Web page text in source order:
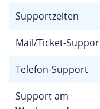
Supportzeiten
Mail/Ticket-
Telefon-Support
Support am